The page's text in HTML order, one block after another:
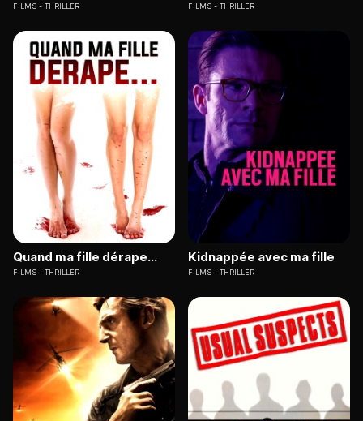
FILMS THRILLER FILMS THRILLER
Quand ma fille dérape...
FILMS THRILLER
Kidnappée avec ma fille
FILMS THRILLER